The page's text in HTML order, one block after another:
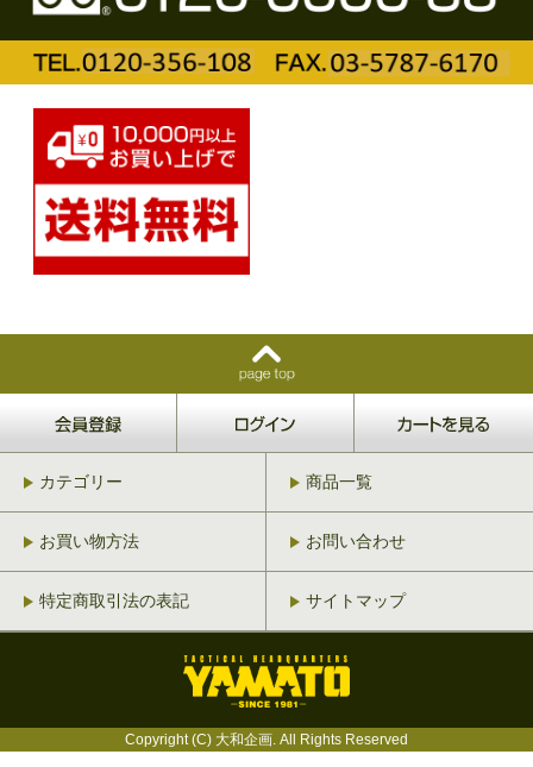
カテゴリー 商品一覧
お買い物方法 お問い合わせ
特定商取引法の表記 サイトマップ
Copyright (C) 大和企画. All Rights Reserved